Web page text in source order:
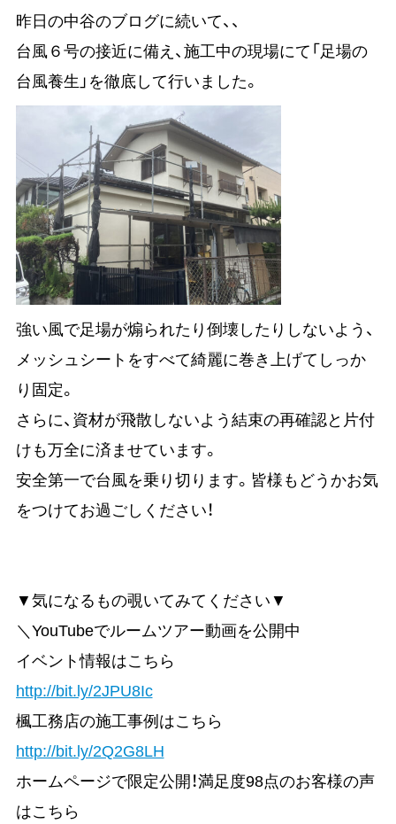
昨日の中谷のブログに続いて、、
台風６号の接近に備え、施工中の現場にて「足場の
台風養生」を徹底して行いました。
強い風で足場が煽られたり倒壊したりしないよう、
メッシュシートをすべて綺麗に巻き上げてしっか
り固定。
さらに、資材が飛散しないよう結束の再確認と片付
けも万全に済ませています。
安全第一で台風を乗り切ります。皆様もどうかお気
をつけてお過ごしください！
▼気になるもの覗いてみてください▼
＼YouTubeでルームツアー動画を公開中
イベント情報はこちら
http://bit.ly/2JPU8Ic
楓工務店の施工事例はこちら
http://bit.ly/2Q2G8LH
ホームページで限定公開！満足度98点のお客様の声
はこちら